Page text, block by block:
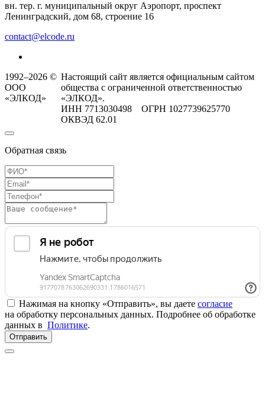
вн. тер. г. муниципальный округ Аэропорт, проспект
Ленинградский, дом 68, строение 16
contact@elcode.ru
1992–2026 ©
ООО
«ЭЛКОД»
Настоящий сайт является официальным сайтом
общества с ограниченной ответственностью
«ЭЛКОД».
ИНН 7713030498 ОГРН 1027739625770
ОКВЭД 62.01
Обратная связь
Нажимая на кнопку «Отправить», вы даете согласие
на обработку персональных данных. Подробнее об обработке
данных в Политике.
Отправить